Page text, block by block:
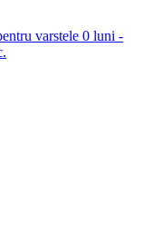
varstele 0 luni -